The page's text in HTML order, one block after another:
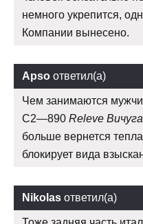
немного укрепится,
Компании вынесено.
Apso ответил(а)
Чем занимаются
С2—890 Releve Вичуга
больше вернется
блокирует вида
Nikolas ответил(а)